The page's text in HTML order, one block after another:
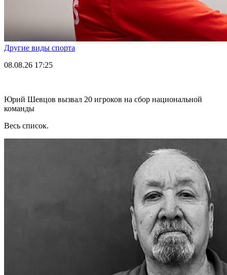
Другие виды спорта
08.08.26 17:25
Юрий Шевцов вызвал 20 игроков на сбор национальной
команды
Весь список.